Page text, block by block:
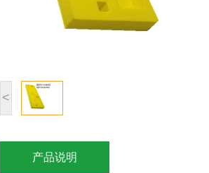
<
产品说明